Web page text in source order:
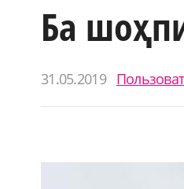
Ба
31.05.2019